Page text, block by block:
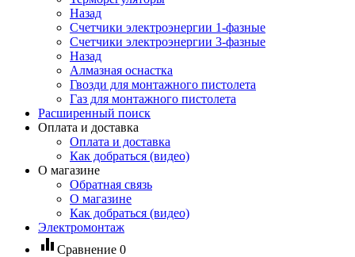
Назад
Счетчики электроэнергии 1-фазные
Счетчики электроэнергии 3-фазные
Назад
Алмазная оснастка
Гвозди для монтажного пистолета
Газ для монтажного пистолета
Расширенный поиск
Оплата и доставка
Оплата и доставка
Как добраться (видео)
О магазине
Обратная связь
О магазине
Как добраться (видео)
Электромонтаж
equalizer Сравнение 0